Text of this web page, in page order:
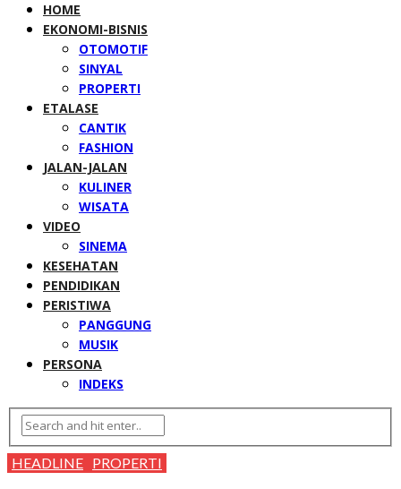
HOME
EKONOMI-BISNIS
OTOMOTIF
SINYAL
PROPERTI
ETALASE
CANTIK
FASHION
JALAN-JALAN
KULINER
WISATA
VIDEO
SINEMA
KESEHATAN
PENDIDIKAN
PERISTIWA
PANGGUNG
MUSIK
PERSONA
INDEKS
HEADLINE PROPERTI